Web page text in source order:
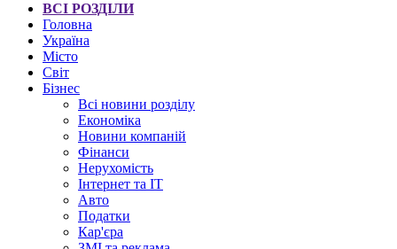
ВСІ РОЗДІЛИ
Головна
Україна
Місто
Світ
Бізнес
Всі новини розділу
Економіка
Новини компаній
Фінанси
Нерухомість
Інтернет та IT
Авто
Податки
Кар'єра